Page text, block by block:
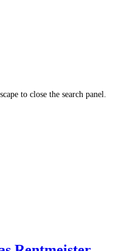
to close the search panel.